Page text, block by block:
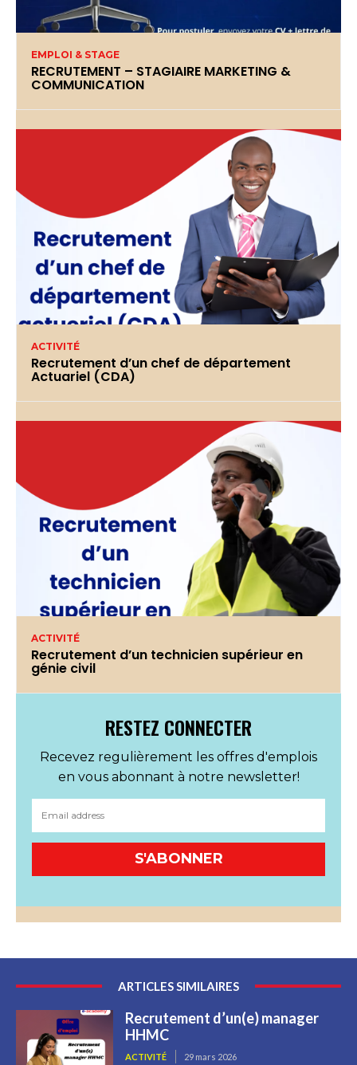
EMPLOI & STAGE
RECRUTEMENT – STAGIAIRE MARKETING &
COMMUNICATION
ACTIVITÉ
Recrutement d’un chef de département
Actuariel (CDA)
ACTIVITÉ
Recrutement d’un technicien supérieur en
génie civil
RESTEZ CONNECTER
Recevez regulièrement les offres d'emplois
en vous abonnant à notre newsletter!
S'ABONNER
ARTICLES SIMILAIRES
Recrutement d’un(e) manager
HHMC
ACTIVITÉ 29 mars 2026